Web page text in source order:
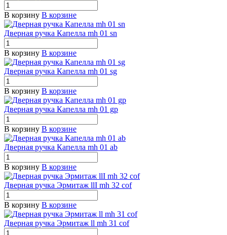
В корзину В корзине
Дверная ручка Капелла mh 01 sn
В корзину В корзине
Дверная ручка Капелла mh 01 sg
В корзину В корзине
Дверная ручка Капелла mh 01 gp
В корзину В корзине
Дверная ручка Капелла mh 01 ab
В корзину В корзине
Дверная ручка Эрмитаж llI mh 32 cof
В корзину В корзине
Дверная ручка Эрмитаж ll mh 31 cof